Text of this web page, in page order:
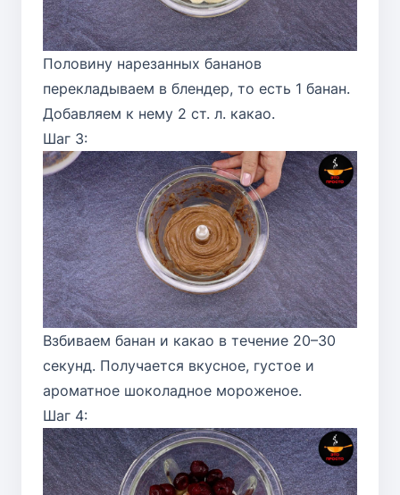
Половину нарезанных бананов
перекладываем в блендер, то есть 1 банан.
Добавляем к нему 2 ст. л. какао.
Шаг 3:
Взбиваем банан и какао в течение 20–30
секунд. Получается вкусное, густое и
ароматное шоколадное мороженое.
Шаг 4: